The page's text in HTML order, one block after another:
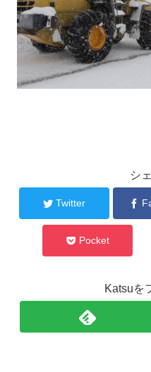
シ
Twitter
Pocket
Katsuを